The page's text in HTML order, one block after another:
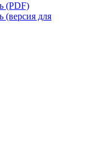
(PDF)
(версия для